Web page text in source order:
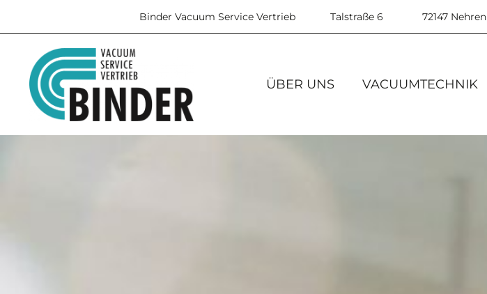
Binder Vacuum Service Vertrieb Talstraße 6 72147 Nehren
ÜBER UNS VACUUMTECHNIK